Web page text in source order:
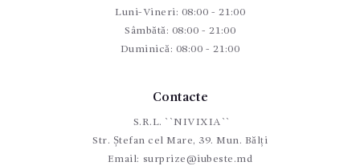
Luni-Vineri: 08:00 - 21:00
Sâmbătă: 08:00 - 21:00
Duminică: 08:00 - 21:00
Contacte
S.R.L. ``NIVIXIA``
Str. Ștefan cel Mare, 39. Mun. Bălți
Email: surprize@iubeste.md